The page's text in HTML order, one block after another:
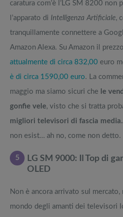
caratura com’è l’LG SM 8200
l’apparato di Intelligenza Artificiale,
tranquillamente connettere a
Amazon Alexa. Su Amazon il
attualmente di circa 832,00 euro
è di circa 1590,00 euro. La
maggio ma siamo sicuri che le
gonfie vele, visto che si tratta
migliori televisori di fascia media.
non esist… ah no, come non detto.
5
LG SM 9000: Il Top di
OLED
Non è ancora arrivato sul mercato,
mondo degli amanti dei televisori